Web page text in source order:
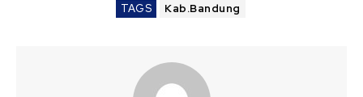
TAGS Kab.Bandung